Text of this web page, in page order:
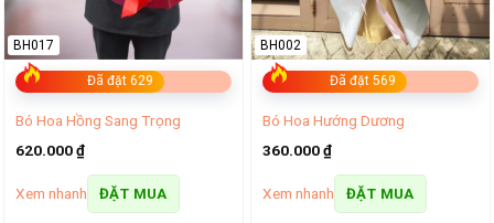
Đã đặt 629
BH017
Bó Hoa Hồng Sang Trọng
620.000₫
Xem nhanh ĐẶT MUA
Đã đặt 569
BH002
Bó Hoa Hướng Dương
360.000₫
Xem nhanh ĐẶT MUA